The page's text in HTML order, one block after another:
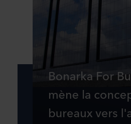
Bonarka For
mène la
bureaux vers